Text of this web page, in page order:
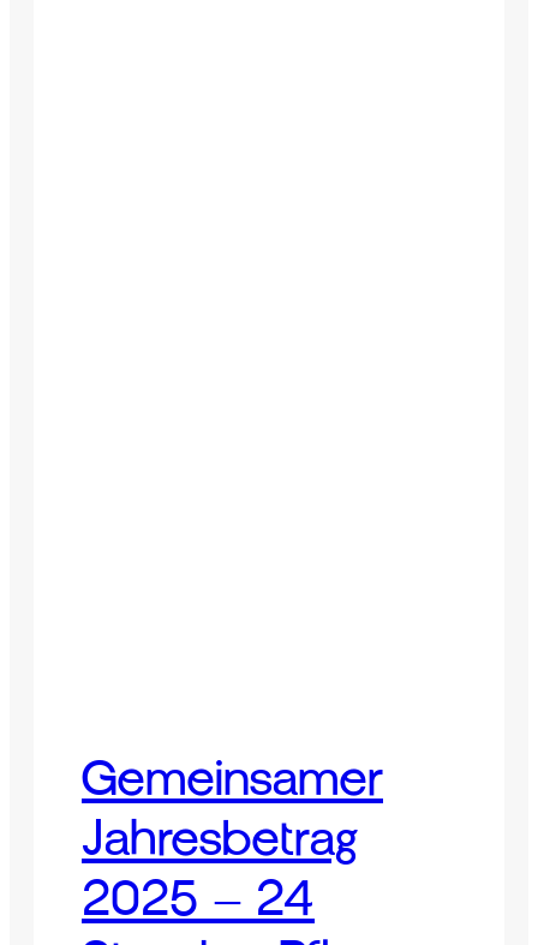
Gemeinsamer
Jahresbetrag
2025 – 24